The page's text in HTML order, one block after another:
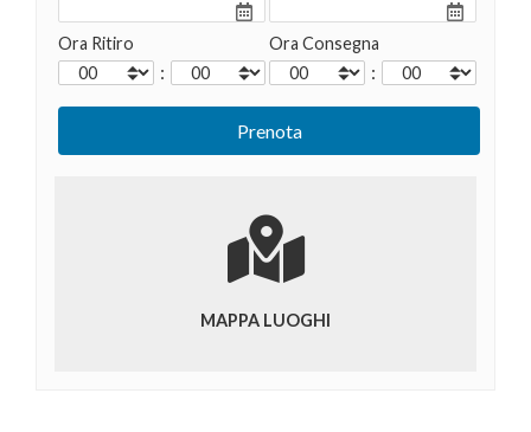
Ora Ritiro
:
Ora Consegna
:
MAPPA LUOGHI